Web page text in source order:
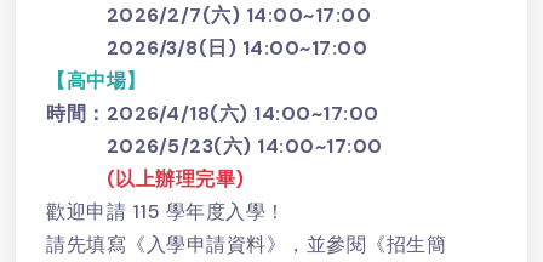
2026/2/7(六) 14:00~17:00
2026/3/8(日) 14:00~17:00
【高中場】
時間：2026/4/18(六) 14:00~17:00
2026/5/23(六) 14:00~17:00
(以上辦理完畢)
歡迎申請 115 學年度入學！
請先填寫《入學申請資料》，並參閱《招生簡